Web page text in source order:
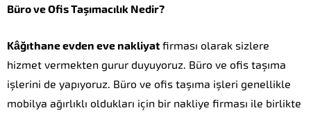
Büro ve Ofis Taşımacılık Nedir?
Kâğıthane evden eve nakliyat firması olarak sizlere
hizmet vermekten gurur duyuyoruz. Büro ve ofis taşıma
işlerini de yapıyoruz. Büro ve ofis taşıma işleri genellikle
mobilya ağırlıklı oldukları için bir nakliye firması ile birlikte